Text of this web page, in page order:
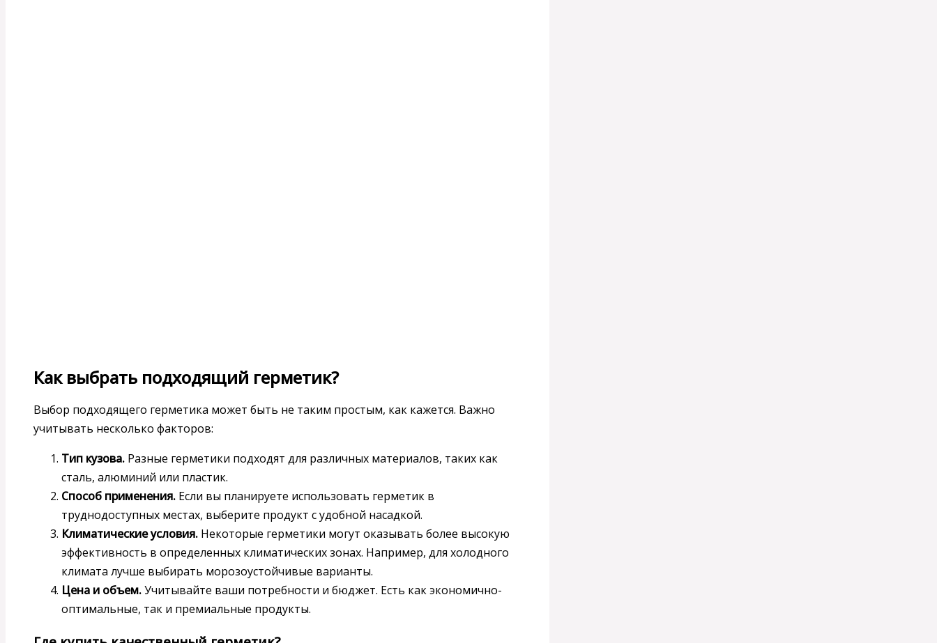
Как выбрать подходящий герметик?
Выбор подходящего герметика может быть не таким простым, как кажется. Важно
учитывать несколько факторов:
Тип кузова. Разные герметики подходят для различных материалов, таких как
сталь, алюминий или пластик.
Способ применения. Если вы планируете использовать герметик в
труднодоступных местах, выберите продукт с удобной насадкой.
Климатические условия. Некоторые герметики могут оказывать более высокую
эффективность в определенных климатических зонах. Например, для холодного
климата лучше выбирать морозоустойчивые варианты.
Цена и объем.Учитывайте ваши потребности и бюджет. Есть как экономично-
оптимальные, так и премиальные продукты.